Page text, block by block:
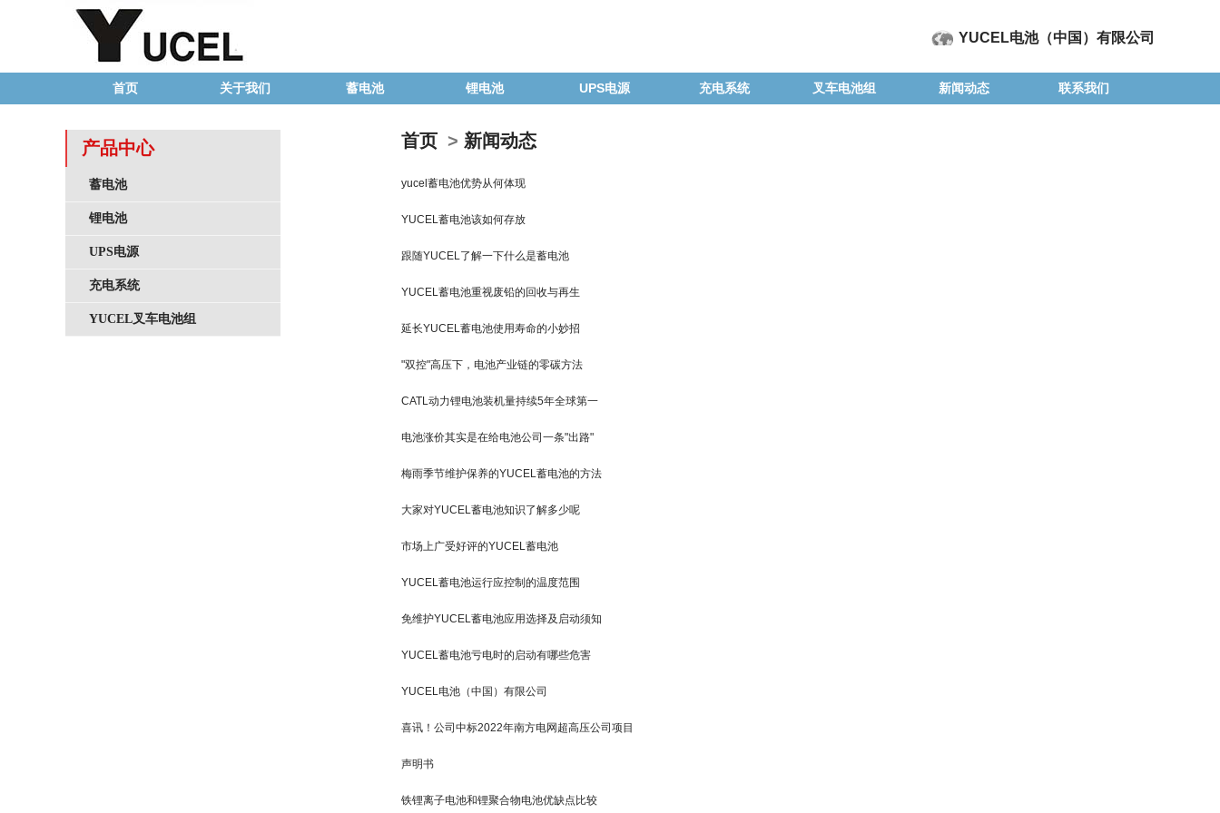
YUCEL电池（中国）有限公司
首页 关于我们 蓄电池 锂电池 UPS电源 充电系统 叉车电池组 新闻动态 联系我们
产品中心
蓄电池
锂电池
UPS电源
充电系统
YUCEL叉车电池组
首页 > 新闻动态
yucel蓄电池优势从何体现
YUCEL蓄电池该如何存放
跟随YUCEL了解一下什么是蓄电池
YUCEL蓄电池重视废铅的回收与再生
延长YUCEL蓄电池使用寿命的小妙招
"双控"高压下，电池产业链的零碳方法
CATL动力锂电池装机量持续5年全球第一
电池涨价其实是在给电池公司一条"出路"
梅雨季节维护保养的YUCEL蓄电池的方法
大家对YUCEL蓄电池知识了解多少呢
市场上广受好评的YUCEL蓄电池
YUCEL蓄电池运行应控制的温度范围
免维护YUCEL蓄电池应用选择及启动须知
YUCEL蓄电池亏电时的启动有哪些危害
YUCEL电池（中国）有限公司
喜讯！公司中标2022年南方电网超高压公司项目
声明书
铁锂离子电池和锂聚合物电池优缺点比较